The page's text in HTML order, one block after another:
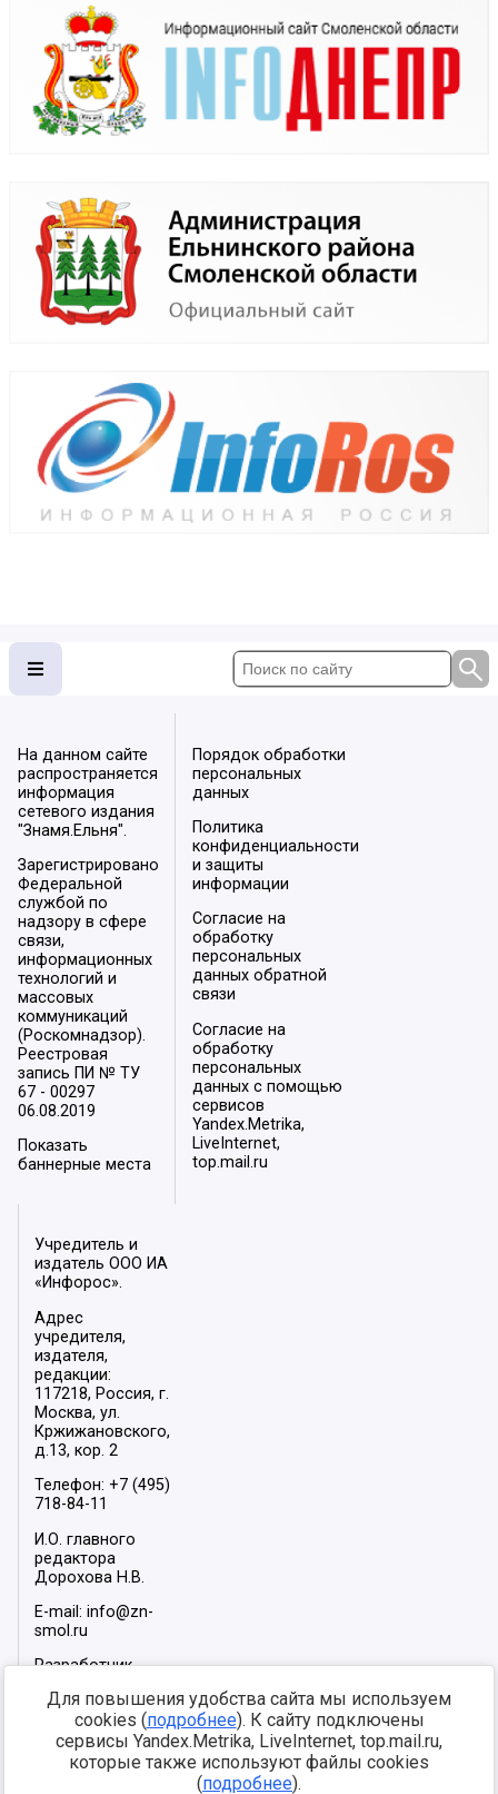
На данном сайте
распространяется
информация
сетевого издания
"Знамя.Ельня".
Зарегистрировано
Федеральной
службой по
надзору в сфере
связи,
информационных
технологий и
массовых
коммуникаций
(Роскомнадзор).
Реестровая
запись ПИ № ТУ
67 - 00297
06.08.2019
Показать
баннерные места
Порядок обработки
персональных
данных
Политика
конфиденциальности
и защиты
информации
Согласие на
обработку
персональных
данных обратной
связи
Согласие на
обработку
персональных
данных с помощью
сервисов
Yandex.Metrika,
LiveInternet,
top.mail.ru
Учредитель и
издатель ООО ИА
«Инфорос».
Адрес
учредителя,
издателя,
редакции:
117218, Россия, г.
Москва, ул.
Кржижановского,
д.13, кор. 2
Телефон: +7 (495)
718-84-11
И.О. главного
редактора
Дорохова Н.В.
E-mail: info@zn-
smol.ru
Разработчик
2026
Мы в социальных
сетях:
Для повышения удобства сайта мы используем
cookies (подробнее). К сайту подключены
сервисы Yandex.Metrika, LiveInternet, top.mail.ru,
которые также используют файлы cookies
(подробнее).